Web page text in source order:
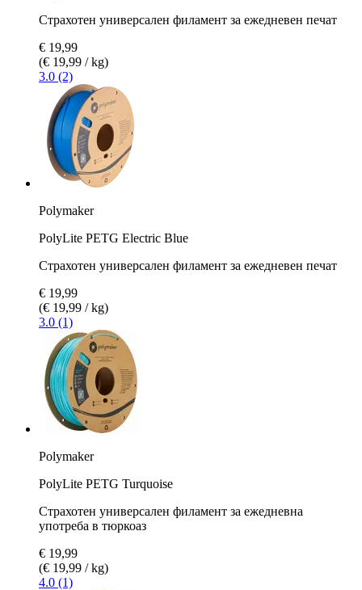
Страхотен универсален филамент за ежедневен печат
€ 19,99
(€ 19,99 / kg)
3.0 (2)
Polymaker
PolyLite PETG Electric Blue
Страхотен универсален филамент за ежедневен печат
€ 19,99
(€ 19,99 / kg)
3.0 (1)
Polymaker
PolyLite PETG Turquoise
Страхотен универсален филамент за ежедневна
употреба в тюркоаз
€ 19,99
(€ 19,99 / kg)
4.0 (1)